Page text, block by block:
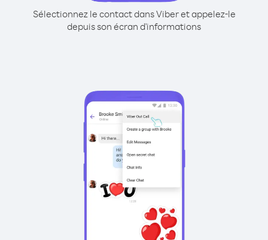
Sélectionnez le contact dans Viber et appelez-le
depuis son écran d'informations